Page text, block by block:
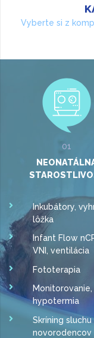
Vyberte si z
01
Inkubátory,
lôžka
Infant Flow
VNI, ventilácia
Fototerapia
Monitorovanie,
hypotermia
Skríning sluchu
novorodencov